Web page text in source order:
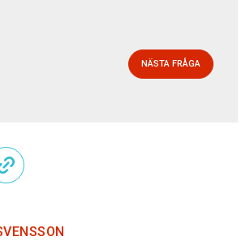
NÄSTA FRÅGA